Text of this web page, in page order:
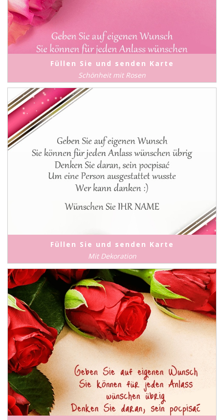
Füllen Sie und senden Karte
Schönheit mit Rosen
Füllen Sie und senden Karte
Mit Dekoration